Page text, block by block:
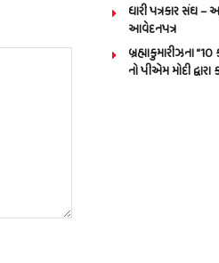
ધારી પત્રકાર સંઘ –
આવેદનપત્ર
બ્રહ્માકુમારીઝના
નો પીએમ મોદી